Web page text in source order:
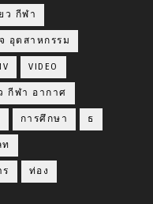
ว กีฬา
อุตสาหกรรม
VIDEO
กีฬา อากาศ
การศึกษา ธ
ท
ร ท่อง